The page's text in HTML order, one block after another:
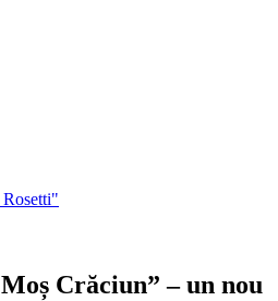
Crăciun” – un nou